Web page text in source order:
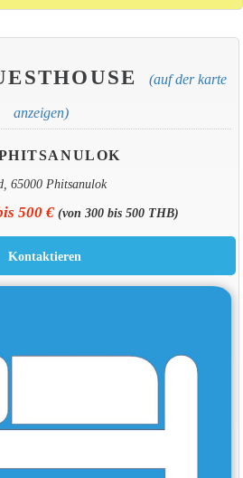
(auf der karte
anzeigen)
65000 Phitsanulok
500 €(von 300 bis 500 THB)